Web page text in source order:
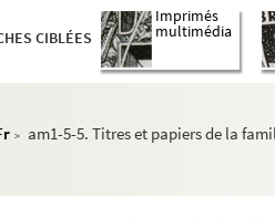
CIBLÉES
Imprimés
multimédia
> am1-5-5. Titres et papiers de la